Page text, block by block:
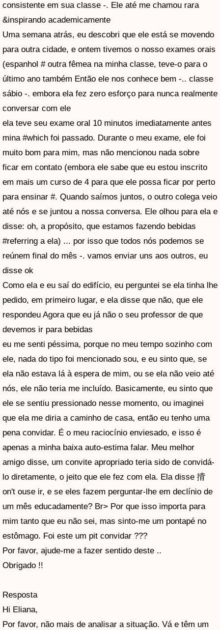
consistente em sua classe -. Ele até me chamou rara
&inspirando academicamente
Uma semana atrás, eu descobri que ele está se movendo
para outra cidade, e ontem tivemos o nosso exames orais
(espanhol # outra fêmea na minha classe, teve-o para o
último ano também Então ele nos conhece bem -.. classe
sábio -. embora ela fez zero esforço para nunca realmente
conversar com ele
ela teve seu exame oral 10 minutos imediatamente antes
mina #which foi passado. Durante o meu exame, ele foi
muito bom para mim, mas não mencionou nada sobre
ficar em contato (embora ele sabe que eu estou inscrito
em mais um curso de 4 para que ele possa ficar por perto
para ensinar #. Quando saímos juntos, o outro colega veio
até nós e se juntou a nossa conversa. Ele olhou para ela e
disse: oh, a propósito, que estamos fazendo bebidas
#referring a ela) ... por isso que todos nós podemos se
reúnem final do mês -. vamos enviar uns aos outros, eu
disse ok
Como ela e eu saí do edifício, eu perguntei se ela tinha lhe
pedido, em primeiro lugar, e ela disse que não, que ele
respondeu Agora que eu já não o seu professor de que
devemos ir para bebidas
eu me senti péssima, porque no meu tempo sozinho com
ele, nada do tipo foi mencionado sou, e eu sinto que, se
ela não estava lá à espera de mim, ou se ela não veio até
nós, ele não teria me incluído. Basicamente, eu sinto que
ele se sentiu pressionado nesse momento, ou imaginei
que ela me diria a caminho de casa, então eu tenho uma
pena convidar. É o meu raciocínio enviesado, e isso é
apenas a minha baixa auto-estima falar. Meu melhor
amigo disse, um convite apropriado teria sido de convidá-
lo diretamente, o jeito que ele fez com ela. Ela disse 揹
on't ouse ir, e se eles fazem perguntar-lhe em declínio de
um mês educadamente? Br> Por que isso importa para
mim tanto que eu não sei, mas sinto-me um pontapé no
estômago. Foi este um pit convidar ???
Por favor, ajude-me a fazer sentido deste ..
Obrigado !!
Resposta
Hi Eliana,
Por favor, não mais de analisar a situação. Vá e têm um